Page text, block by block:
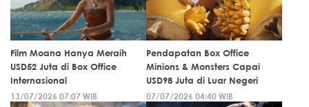
Film Moana Hanya Meraih
USD52 Juta di Box Office
Internasional
13/07/2026 07:07 WIB
Pendapatan Box Office
Minions & Monsters Capai
USD98 Juta di Luar Negeri
07/07/2026 04:40 WIB